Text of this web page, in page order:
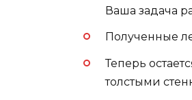
Ваша задача
Полученные
Теперь
толстыми